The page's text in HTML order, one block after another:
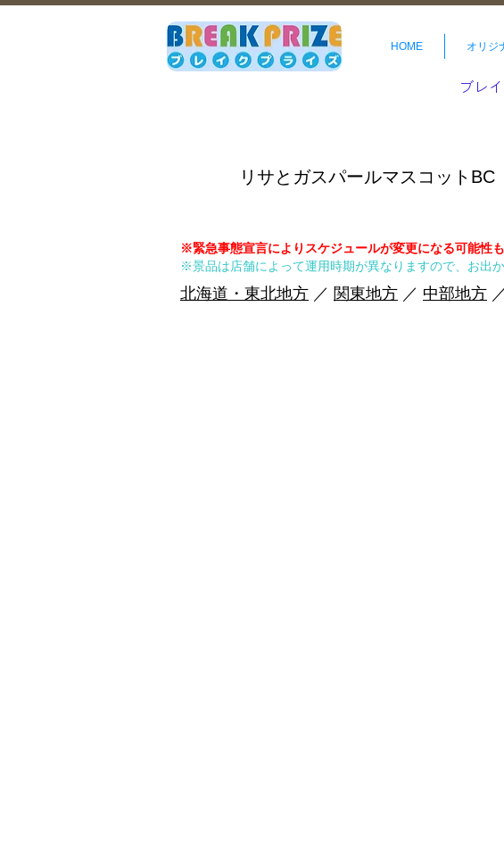
HOME オリジ
ブレ
リサとガスパールマスコットBC
※緊急事態宣言によりスケジュールが変更になる可能性
※景品は店舗によって運用時期が異なりますので、お出
北海道・東北地方 ／ 関東地方 ／ 中部地方 ／